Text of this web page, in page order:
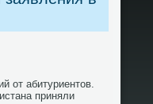
от абитуриентов.
приняли